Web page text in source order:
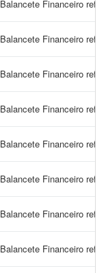
Balancete Financeiro
Balancete Financeiro
Balancete Financeiro
Balancete Financeiro
Balancete Financeiro
Balancete Financeiro
Balancete Financeiro
Balancete Financeiro